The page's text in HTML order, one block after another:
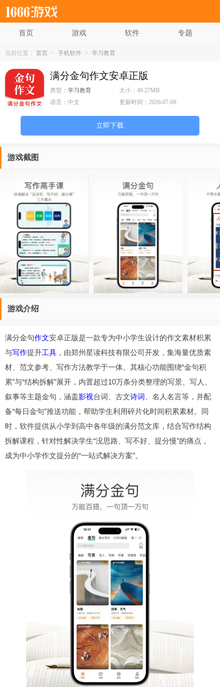
首页 游戏 软件 专题
当前位置： 首页 > 手机软件 > 学习教育
满分金句作文安卓正版
类型： 学习教育 大小：49.27MB
语言： 中文 更新时间：2026-07-08
立即下载
游戏截图
游戏介绍
满分金句作文安卓正版是一款专为中小学生设计的作文素材积累
与写作提升工具 ，由郑州星读科技有限公司开发，集海量优质素
材、范文参考、写作方法教学于一体。其核心功能围绕“金句积
累”与“结构拆解”展开，内置超过10万条分类整理的写景、写人、
叙事等主题金句，涵盖影视台词、古文诗词 、名人名言等，并配
备“每日金句”推送功能，帮助学生利用碎片化时间积累素材。同
时，软件提供从小学到高中各年级的满分范文库，结合写作结构
拆解课程，针对性解决学生“没思路、写不好、提分慢”的痛点，
成为中小学作文提分的“一站式解决方案”。